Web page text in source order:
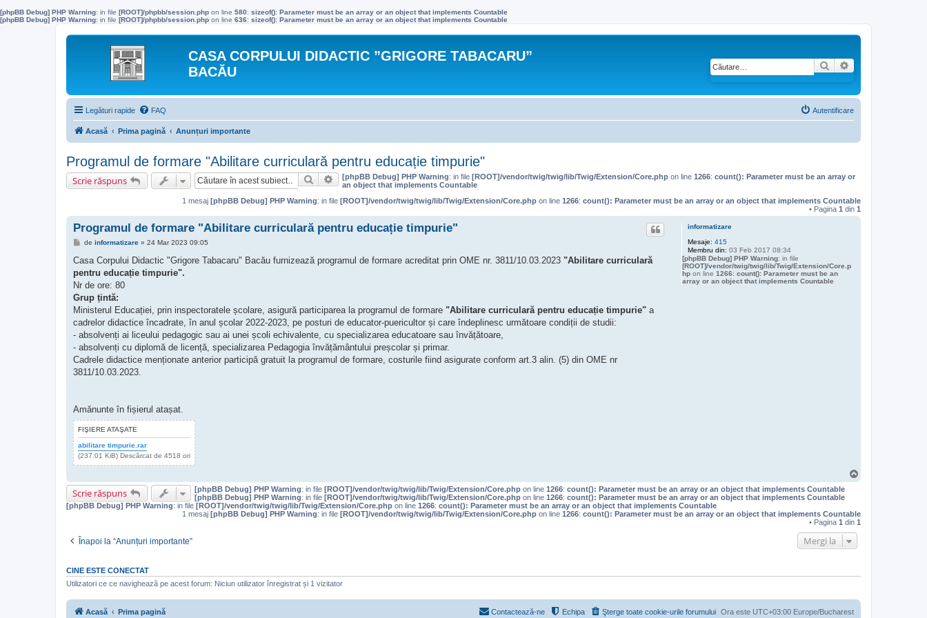
[phpBB Debug] PHP Warning: in file [ROOT]/phpbb/session.php on line 580: sizeof(): Parameter must be an array or an object that implements Countable
[phpBB Debug] PHP Warning: in file [ROOT]/phpbb/session.php on line 636: sizeof(): Parameter must be an array or an object that implements Countable
CASA CORPULUI DIDACTIC ”GRIGORE TABACARU”
BACĂU
Căutare
Legături rapide FAQ Autentificare
Acasă Prima pagină Anunțuri importante
Programul de formare "Abilitare curriculară pentru educație timpurie"
Scrie răspuns CăutareCăutare avansată
[phpBB Debug] PHP Warning: in file [ROOT]/vendor/twig/twig/lib/Twig/Extension/Core.php on line 1266: count(): Parameter must be an array or
an object that implements Countable
1 mesaj [phpBB Debug] PHP Warning: in file [ROOT]/vendor/twig/twig/lib/Twig/Extension/Core.php on line 1266: count(): Parameter must be an array or an object that implements Countable
• Pagina 1 din 1
informatizare
Mesaje: 415
Membru din: 03 Feb 2017 08:34
[phpBB Debug] PHP Warning: in file
[ROOT]/vendor/twig/twig/lib/Twig/Extension/Core.p
hpon line 1266: count(): Parameter must be an
array or an object that implements Countable
Programul de formare "Abilitare curriculară pentru educație timpurie"
M
s
j
de informatizare» 24 Mar 2023 09:05
Casa Corpului Didactic "Grigore Tabacaru" Bacău furnizează programul de formare acreditat prin OME nr. 3811/10.03.2023 "Abilitare curriculară
pentru educație timpurie".
Nr de ore: 80
Grup țintă:
Ministerul Educației, prin inspectoratele școlare, asigură participarea la programul de formare "Abilitare curriculară pentru educație timpurie" a
cadrelor didactice încadrate, în anul școlar 2022-2023, pe posturi de educator-puericultor și care îndeplinesc următoare condiții de studii:
- absolvenți ai liceului pedagogic sau ai unei școli echivalente, cu specializarea educatoare sau învățătoare,
- absolvenți cu diplomă de licență, specializarea Pedagogia învățământului preșcolar și primar.
Cadrele didactice menționate anterior participă gratuit la programul de formare, costurile fiind asigurate conform art.3 alin. (5) din OME nr
3811/10.03.2023.
Amănunte în fișierul atașat.
FIŞIERE ATAŞATE
abilitare timpurie.rar
(237.01 KiB) Descărcat de 4518 ori
Scrie răspuns [phpBB Debug] PHP Warning: in file [ROOT]/vendor/twig/twig/lib/Twig/Extension/Core.php on line 1266: count(): Parameter must be an array or an object that implements Countable
[phpBB Debug] PHP Warning: in file [ROOT]/vendor/twig/twig/lib/Twig/Extension/Core.php on line 1266: count(): Parameter must be an array or an object that implements Countable
[phpBB Debug] PHP Warning: in file [ROOT]/vendor/twig/twig/lib/Twig/Extension/Core.php on line 1266: count(): Parameter must be an array or an object that implements Countable
1 mesaj [phpBB Debug] PHP Warning: in file [ROOT]/vendor/twig/twig/lib/Twig/Extension/Core.php on line 1266: count(): Parameter must be an array or an object that implements Countable
• Pagina 1 din 1
Înapoi la “Anunțuri importante” Mergi la
CINE ESTE CONECTAT
Utilizatori ce ce navighează pe acest forum: Niciun utilizator înregistrat și 1 vizitator
Acasă Prima pagină Ora este UTC+03:00 Europe/Bucharest
Şterge toate cookie-urile forumului
Echipa
Contactează-ne